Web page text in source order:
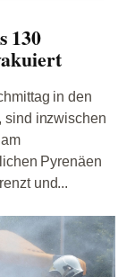
130
in den
sind inzwischen
Pyrenäen
und...